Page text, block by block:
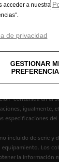
de Cookies
contenida en
especificaciones
incluido de serie
Los
la
acceder a nuestra
de privacidad
GESTIONAR MIS